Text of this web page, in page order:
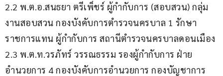
2.2 พ.ต.อ.สนธยา ตรีเพ็ชร์ ผู้กำกับการ (สอบสวน) กลุ่ม
งานสอบสวน กองบังคับการตำรวจนครบาล 1 รักษา
ราชการแทน ผู้กำกับการ สถานีตำรวจนครบาลดอนเมือง
2.3 พ.ต.ท.วรภัทร์ วรรณธรรม รองผู้กำกับการ ฝ่าย
อำนวยการ 4 กองบังคับการอำนวยการ กองบัญชาการ